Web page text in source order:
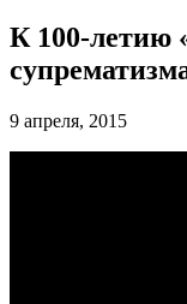
К 100-летию
9 апреля, 2015